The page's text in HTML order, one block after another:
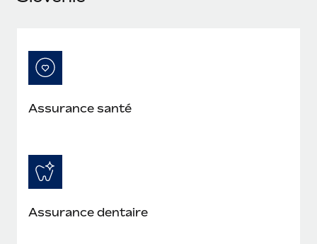
Assurance santé
Assurance dentaire